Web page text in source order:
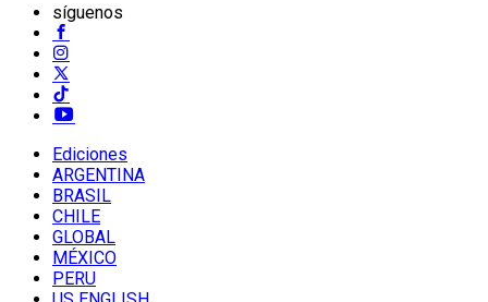
síguenos
Ediciones
ARGENTINA
BRASIL
CHILE
GLOBAL
MÉXICO
PERU